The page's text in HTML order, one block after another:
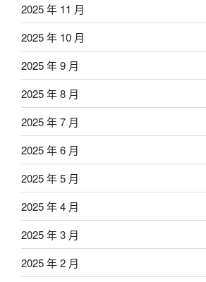
2025 年 11 月
2025 年 10 月
2025 年 9 月
2025 年 8 月
2025 年 7 月
2025 年 6 月
2025 年 5 月
2025 年 4 月
2025 年 3 月
2025 年 2 月